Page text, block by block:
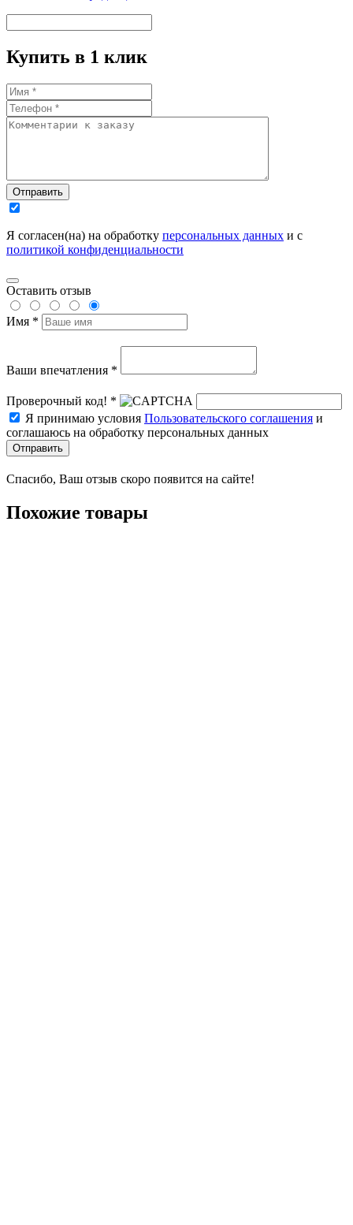
Купить в 1 клик
Отправить
Я согласен(на) на обработку персональных данных и с
политикой конфиденциальности
Оставить отзыв
Имя *
Ваши впечатления *
Проверочный код! *
Я принимаю условия Пользовательского соглашения и
соглашаюсь на обработку персональных данных
Отправить
Спасибо, Ваш отзыв скоро появится на сайте!
Похожие товары